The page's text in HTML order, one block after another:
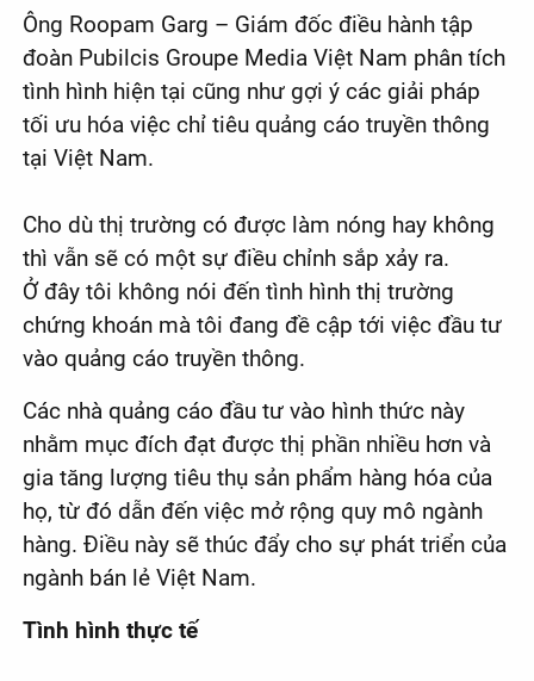
Ông Roopam Garg – Giám đốc điều hành tập
đoàn Pubilcis Groupe Media Việt Nam phân tích
tình hình hiện tại cũng như gợi ý các giải pháp
tối ưu hóa việc chỉ tiêu quảng cáo truyền thông
tại Việt Nam.
Cho dù thị trường có được làm nóng hay không
thì vẫn sẽ có một sự điều chỉnh sắp xảy ra.
Ở đây tôi không nói đến tình hình thị trường
chứng khoán mà tôi đang đề cập tới việc đầu tư
vào quảng cáo truyền thông.
Các nhà quảng cáo đầu tư vào hình thức này
nhằm mục đích đạt được thị phần nhiều hơn và
gia tăng lượng tiêu thụ sản phẩm hàng hóa của
họ, từ đó dẫn đến việc mở rộng quy mô ngành
hàng. Điều này sẽ thúc đẩy cho sự phát triển của
ngành bán lẻ Việt Nam.
Tình hình thực tế